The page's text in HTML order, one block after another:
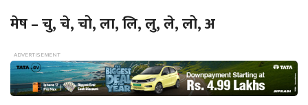
मेष – चु, चे, चो, ला, लि, लु, ले, लो, अ